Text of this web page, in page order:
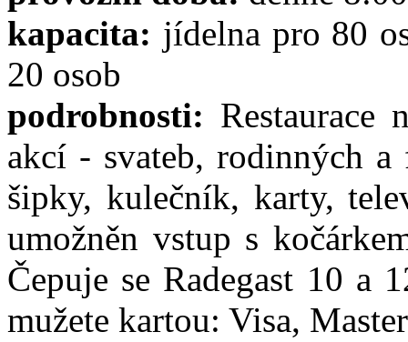
kapacita: jídelna pro 80
20 osob
podrobnosti: Restaurace
akcí - svateb, rodinných
šipky, kulečník, karty,
umožněn vstup s
Čepuje se Radegast 10 a
mužete kartou: Visa,